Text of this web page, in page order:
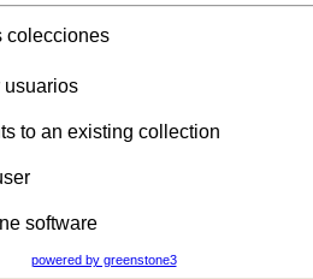
colecciones
usuarios
to an existing collection
software
powered by greenstone3